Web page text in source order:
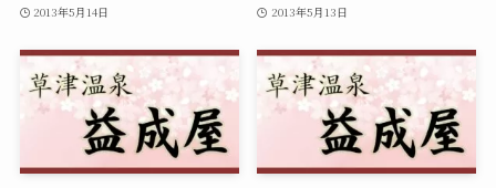
2013年5月14日 2013年5月13日